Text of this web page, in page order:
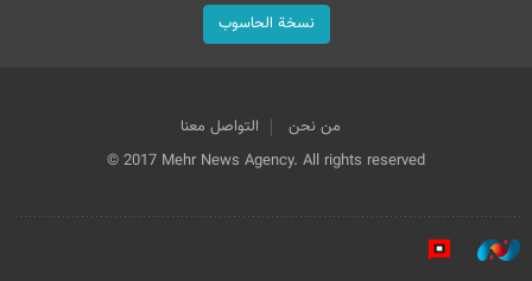
نسخة الحاسوب
من نحن
التواصل معنا
© 2017 Mehr News Agency. All rights reserved